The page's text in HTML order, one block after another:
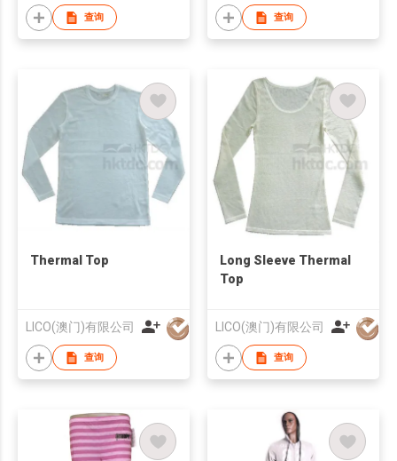
查询 查询
Thermal Top
LICO(澳门)有限公司
查询
Long Sleeve Thermal
Top
LICO(澳门)有限公司
查询